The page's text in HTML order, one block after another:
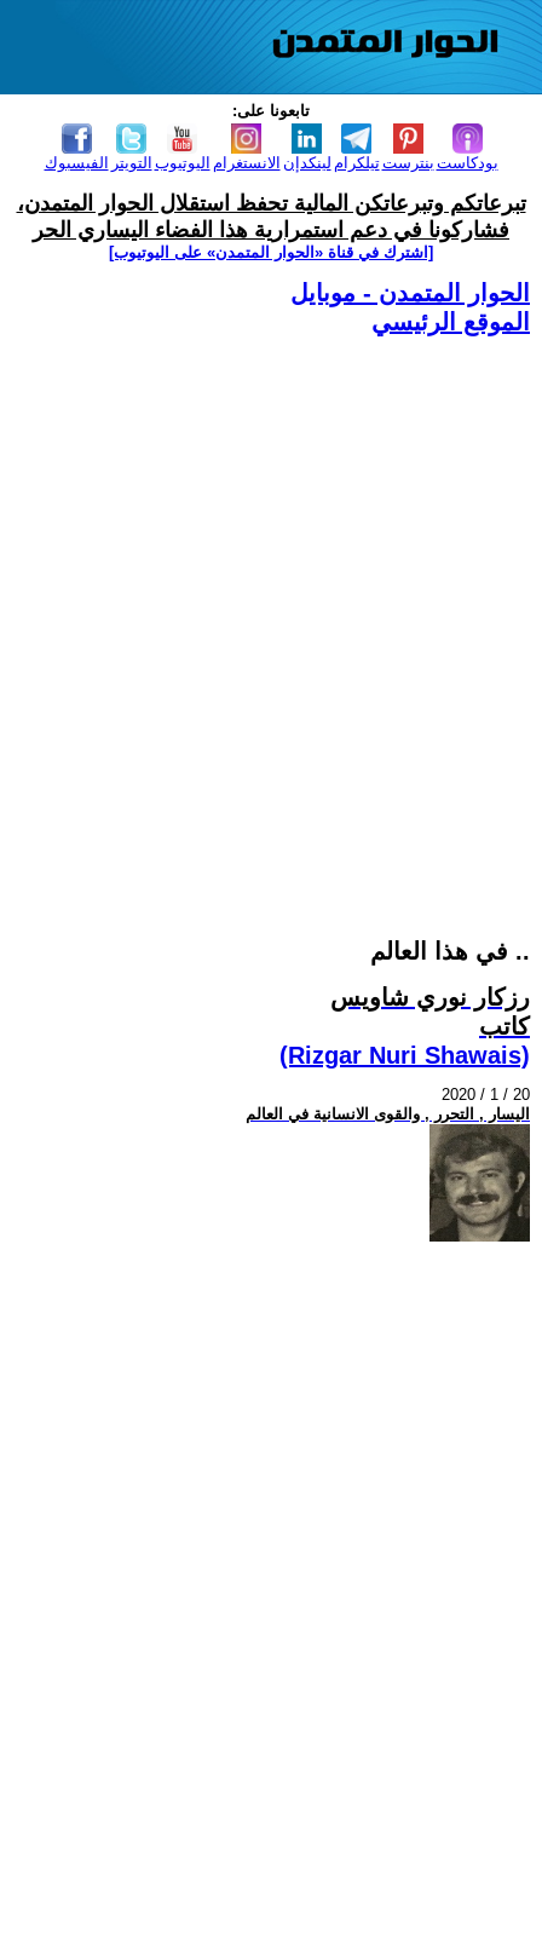
تابعونا على:
الفيسبوك التويتر اليوتيوب الانستغرام لينكدإن تيلكرامبنترست بودكاست
تبرعاتكم وتبرعاتكن المالية تحفظ استقلال الحوار المتمدن،
فشاركونا في دعم استمرارية هذا الفضاء اليساري الحر
[اشترك في قناة ‫«الحوار المتمدن» على اليوتيوب]
الحوار المتمدن - موبايل
الموقع الرئيسي
في هذا العالم ..
رزكار نوري شاويس
كاتب
(Rizgar Nuri Shawais)
2020 / 1 / 20
اليسار , التحرر , والقوى الانسانية في العالم